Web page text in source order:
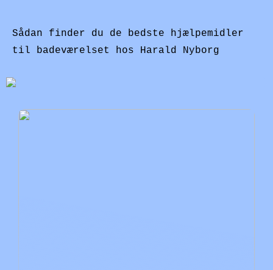
Sådan finder du de bedste hjælpemidler
til badeværelset hos Harald Nyborg